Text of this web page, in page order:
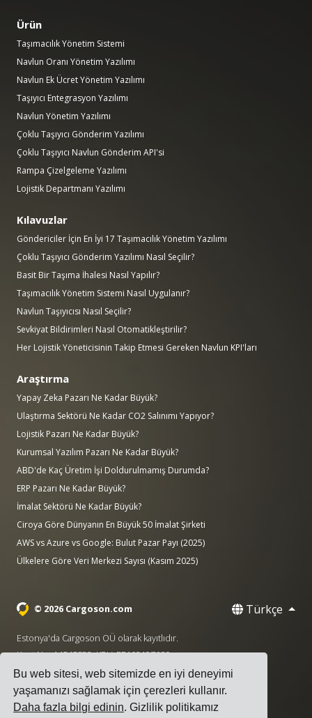
Bu web sitesi, web sitemizde en iyi deneyimi
yaşamanızı sağlamak için çerezleri kullanır.
Daha fazla bilgi edinin. Gizlilik politikamız
Ürün
Taşımacılık Yönetim Sistemi
Navlun Oranı Yönetim Yazılımı
Navlun Ek Ücret Yönetim Yazılımı
Taşıyıcı Entegrasyon Yazılımı
Navlun Yönetim Yazılımı
Çoklu Taşıyıcı Gönderim Yazılımı
Çoklu Taşıyıcı Navlun Gönderim API'si
Rampa Çizelgeleme Yazılımı
Lojistik Departmanı Yazılımı
Kılavuzlar
Göndericiler İçin En İyi 17 Taşımacılık Yönetim Yazılımı
Çoklu Taşıyıcı Gönderim Yazılımı Nasıl Seçilir?
Basit Bir Taşıma İhalesi Nasıl Yapılır?
Taşımacılık Yönetim Sistemi Nasıl Uygulanır?
Navlun Taşıyıcısı Nasıl Seçilir?
Sevkiyat Bildirimleri Nasıl Otomatikleştirilir?
Her Lojistik Yöneticisinin Takip Etmesi Gereken Navlun KPI'ları
Araştırma
Yapay Zeka Pazarı Ne Kadar Büyük?
Ulaştırma Sektörü Ne Kadar CO2 Salınımı Yapıyor?
Lojistik Pazarı Ne Kadar Büyük?
Kurumsal Yazılım Pazarı Ne Kadar Büyük?
ABD'de Kaç Üretim İşi Doldurulmamış Durumda?
ERP Pazarı Ne Kadar Büyük?
İmalat Sektörü Ne Kadar Büyük?
Ciroya Göre Dünyanın En Büyük 50 İmalat Şirketi
AWS vs Azure vs Google: Bulut Pazar Payı (2025)
Ülkelere Göre Veri Merkezi Sayısı (Kasım 2025)
© 2026 Cargoson.com Türkçe
Estonya'da Cargoson OÜ olarak kayıtlıdır.
Kayıt No: 14545832. KDV: EE102137680.
Genel Merkez: Pärnu mnt. 141, 11314 Tallinn, Estonya
+372 5555 0028 ·hello@cargoson.com